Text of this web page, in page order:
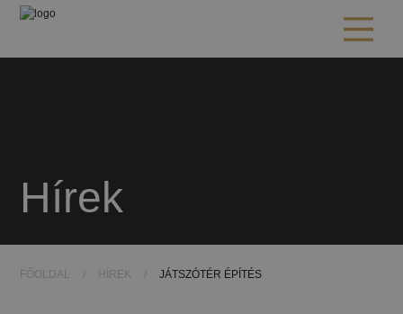
Hírek
FŐOLDAL / HÍREK / JÁTSZÓTÉR ÉPÍTÉS